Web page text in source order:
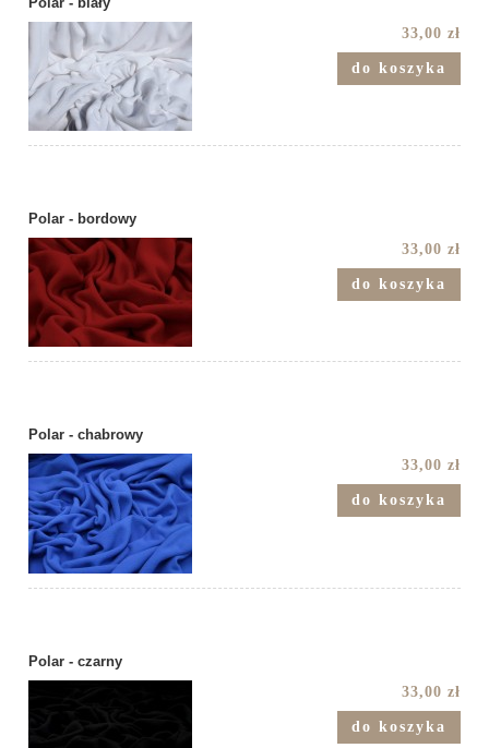
33,00 zł
do koszyka
Polar - bordowy
33,00 zł
do koszyka
Polar - chabrowy
33,00 zł
do koszyka
Polar - czarny
33,00 zł
do koszyka